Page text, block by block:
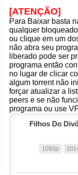
[ATENÇÃO]
Para Baixar basta
qualquer
ou clique em um
não abra seu
liberado pode ser
programa então
no lugar de clicar
algum torrent não
forçar atualizar a
peers e se não
programa ou use
Filhos Do
1080p